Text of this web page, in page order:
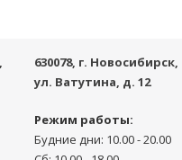
,
630078, г. Новосибирск,
ул. Ватутина, д. 12
Режим работы:
Будние дни: 10.00 - 20.00